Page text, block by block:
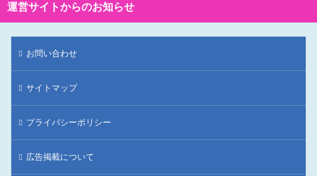
運営サイトからのお知らせ
お問い合わせ
サイトマップ
プライバシーポリシー
広告掲載について